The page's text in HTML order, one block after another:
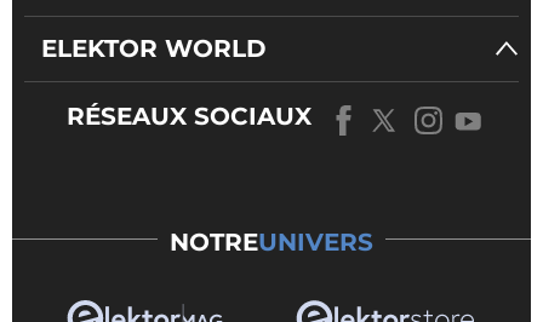
ELEKTOR WORLD
RÉSEAUX SOCIAUX
NOTREUNIVERS